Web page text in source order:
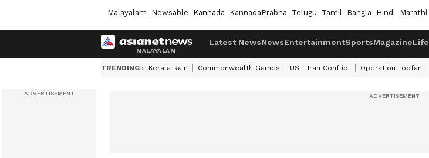
Malayalam Newsable Kannada KannadaPrabha Telugu Tamil Bangla Hindi Marathi
Latest NewsNewsEntertainmentSportsMagazineLife
TRENDING : Kerala Rain Commonwealth Games US - Iran Conflict Operation Toofan